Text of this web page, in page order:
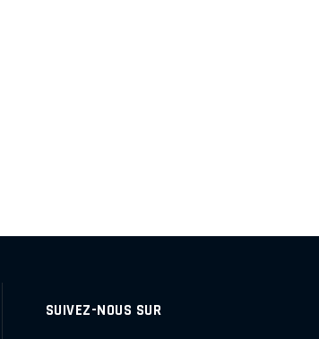
SUIVEZ-NOUS SUR